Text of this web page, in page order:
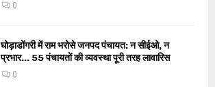
0
घोड़ाडोंगरी में राम भरोसे जनपद पंचायत: न सीईओ, न
प्रभार… 55 पंचायतों की व्यवस्था पूरी तरह लावारिस
0